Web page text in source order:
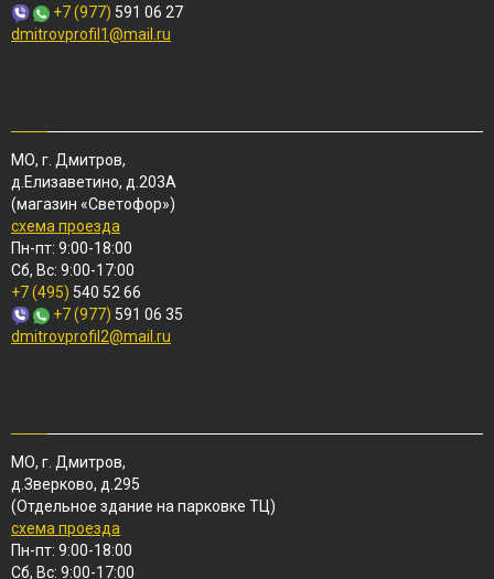
+7 (977) 591 06 27
dmitrovprofil1@mail.ru
МО, г. Дмитров,
д.Елизаветино, д.203А
(магазин «Светофор»)
схема проезда
Пн-пт: 9:00-18:00
Сб, Вс: 9:00-17:00
+7 (495) 540 52 66
+7 (977) 591 06 35
dmitrovprofil2@mail.ru
МО, г. Дмитров,
д.Зверково, д.295
(Отдельное здание на парковке ТЦ)
схема проезда
Пн-пт: 9:00-18:00
Сб, Вс: 9:00-17:00